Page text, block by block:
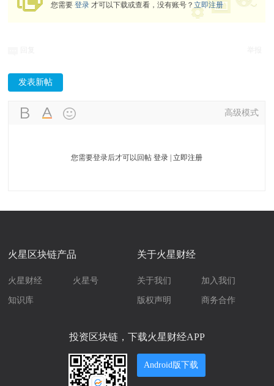
您需要登录 才可以下载或查看，没有账号？立即注册
发表新帖
高级模式
您需要登录后才可以回帖登录 |立即注册
火星区块链产品
火星财经 火星号
知识库
关于火星财经
关于我们 加入我们
版权声明 商务合作
投资区块链，下载火星财经APP
Android版下载